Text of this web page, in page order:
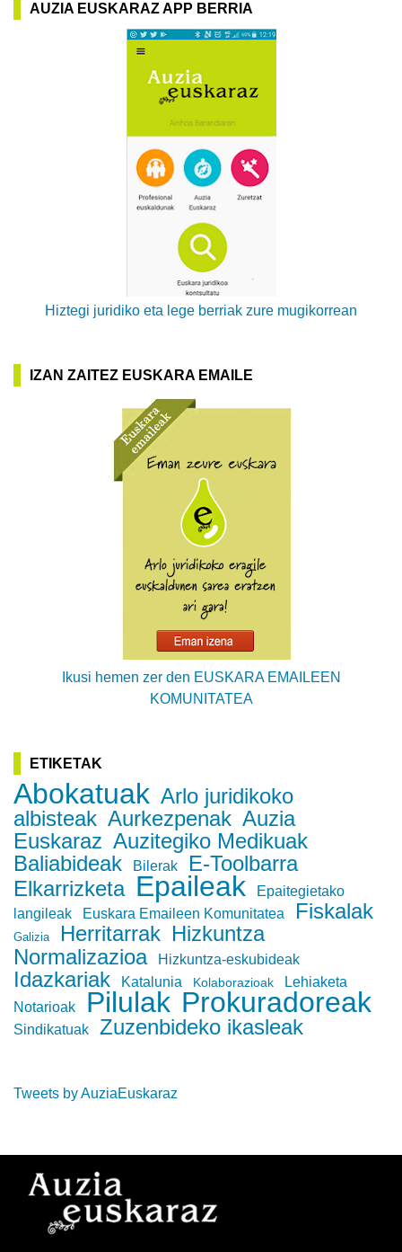
AUZIA EUSKARAZ APP BERRIA
Hiztegi juridiko eta lege berriak zure mugikorrean
IZAN ZAITEZ EUSKARA EMAILE
Ikusi hemen zer den EUSKARA EMAILEEN
KOMUNITATEA
ETIKETAK
Abokatuak Arlo juridikoko
albisteak Aurkezpenak Auzia
Euskaraz Auzitegiko Medikuak
Baliabideak
Bilerak
E-Toolbarra
Elkarrizketa Epaileak
Epaitegietako
langileak
Euskara Emaileen Komunitatea Fiskalak
Galizia Herritarrak Hizkuntza
Normalizazioa
Hizkuntza-eskubideak
Idazkariak Katalunia Kolaborazioak
Lehiaketa
Notarioak
Pilulak Prokuradoreak
Sindikatuak Zuzenbideko ikasleak
Tweets by AuziaEuskaraz